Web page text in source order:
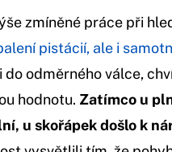
zmíněné práce při
pistácií, ale i
do odměrného válce,
hodnotu. Zatímco u
u skořápek došlo k